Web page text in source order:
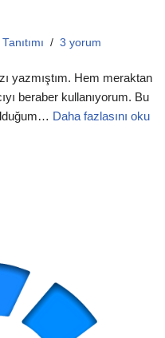
3 yorum
yazmıştım. Hem meraktan
beraber kullanıyorum. Bu
Daha fazlasını oku